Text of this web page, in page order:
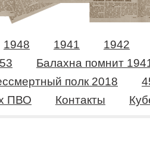
1948 1941
1942
Балахна помнит
полк 2018
ПВО
Контакты